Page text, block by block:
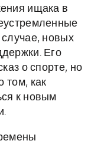
ищака в
новых
Его
о спорте, но
том, как
к новым